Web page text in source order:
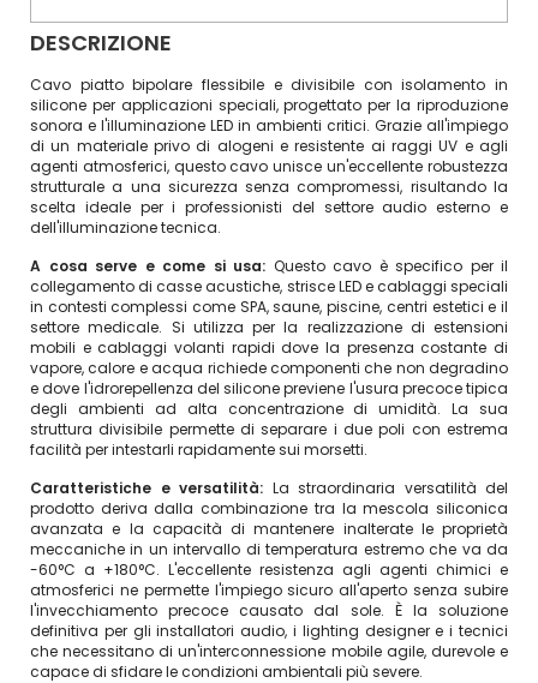
DESCRIZIONE
Cavo piatto bipolare flessibile e divisibile con isolamento in
silicone per applicazioni speciali, progettato per la riproduzione
sonora e l'illuminazione LED in ambienti critici. Grazie all'impiego
di un materiale privo di alogeni e resistente ai raggi UV e agli
agenti atmosferici, questo cavo unisce un'eccellente robustezza
strutturale a una sicurezza senza compromessi, risultando la
scelta ideale per i professionisti del settore audio esterno e
dell'illuminazione tecnica.
A cosa serve e come si usa: Questo cavo è specifico per il
collegamento di casse acustiche, strisce LED e cablaggi speciali
in contesti complessi come SPA, saune, piscine, centri estetici e il
settore medicale. Si utilizza per la realizzazione di estensioni
mobili e cablaggi volanti rapidi dove la presenza costante di
vapore, calore e acqua richiede componenti che non degradino
e dove l'idrorepellenza del silicone previene l'usura precoce tipica
degli ambienti ad alta concentrazione di umidità. La sua
struttura divisibile permette di separare i due poli con estrema
facilità per intestarli rapidamente sui morsetti.
Caratteristiche e versatilità: La straordinaria versatilità del
prodotto deriva dalla combinazione tra la mescola siliconica
avanzata e la capacità di mantenere inalterate le proprietà
meccaniche in un intervallo di temperatura estremo che va da
-60°C a +180°C. L'eccellente resistenza agli agenti chimici e
atmosferici ne permette l'impiego sicuro all'aperto senza subire
l'invecchiamento precoce causato dal sole. È la soluzione
definitiva per gli installatori audio, i lighting designer e i tecnici
che necessitano di un'interconnessione mobile agile, durevole e
capace di sfidare le condizioni ambientali più severe.